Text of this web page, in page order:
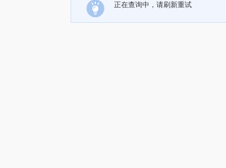
正在查询中，请刷新重试